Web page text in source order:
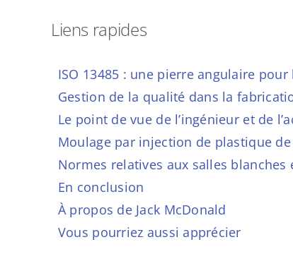
Liens rapides
ISO 13485 : une pierre angulaire
Gestion de la qualité dans la
Le point de vue de l’ingénieur et de
Moulage par injection de plastique
Normes relatives aux salles blanches
En conclusion
À propos de Jack McDonald
Vous pourriez aussi apprécier